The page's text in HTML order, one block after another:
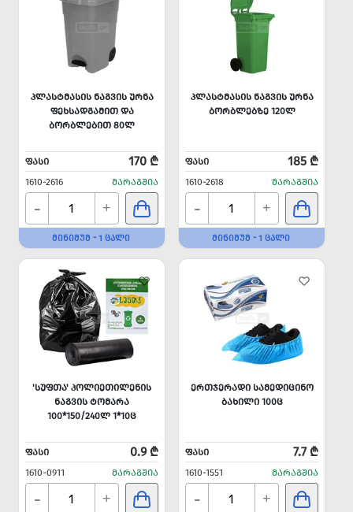
ᲞᲚᲐᲡᲢᲛᲐᲡᲘᲡ ᲜᲐᲒᲕᲘᲡ ᲣᲠᲜᲐ
ᲤᲔᲮᲡᲐᲓᲒᲐᲛᲘᲗ ᲓᲐ
ᲑᲝᲠᲑᲚᲔᲑᲘᲗ 80Ლ
ᲤᲐᲡᲘ 170 ₾
1610-2616 ᲛᲐᲠᲐᲒᲨᲘᲐ
- +
ᲛᲘᲜᲘᲛᲣᲛ - 1 ᲪᲐᲚᲘ
ᲞᲚᲐᲡᲢᲛᲐᲡᲘᲡ ᲜᲐᲒᲕᲘᲡ ᲣᲠᲜᲐ
ᲑᲝᲠᲑᲚᲔᲑᲖᲔ 120Ლ
ᲤᲐᲡᲘ 185 ₾
1610-2618 ᲛᲐᲠᲐᲒᲨᲘᲐ
- +
ᲛᲘᲜᲘᲛᲣᲛ - 1 ᲪᲐᲚᲘ
'ᲡᲣᲤᲗᲐ' ᲞᲝᲚᲘᲔᲗᲘᲚᲔᲜᲘᲡ
ᲜᲐᲒᲕᲘᲡ ᲢᲝᲛᲐᲠᲐ
100*150/240Ლ 1*10Ც
ᲤᲐᲡᲘ 0.9 ₾
1610-0911 ᲛᲐᲠᲐᲒᲨᲘᲐ
- +
ᲔᲠᲗᲯᲔᲠᲐᲓᲘ ᲡᲐᲛᲔᲓᲘᲪᲘᲜᲝ
ᲑᲐᲮᲘᲚᲘ 100Ც
ᲤᲐᲡᲘ 7.7 ₾
1610-1551 ᲛᲐᲠᲐᲒᲨᲘᲐ
- +